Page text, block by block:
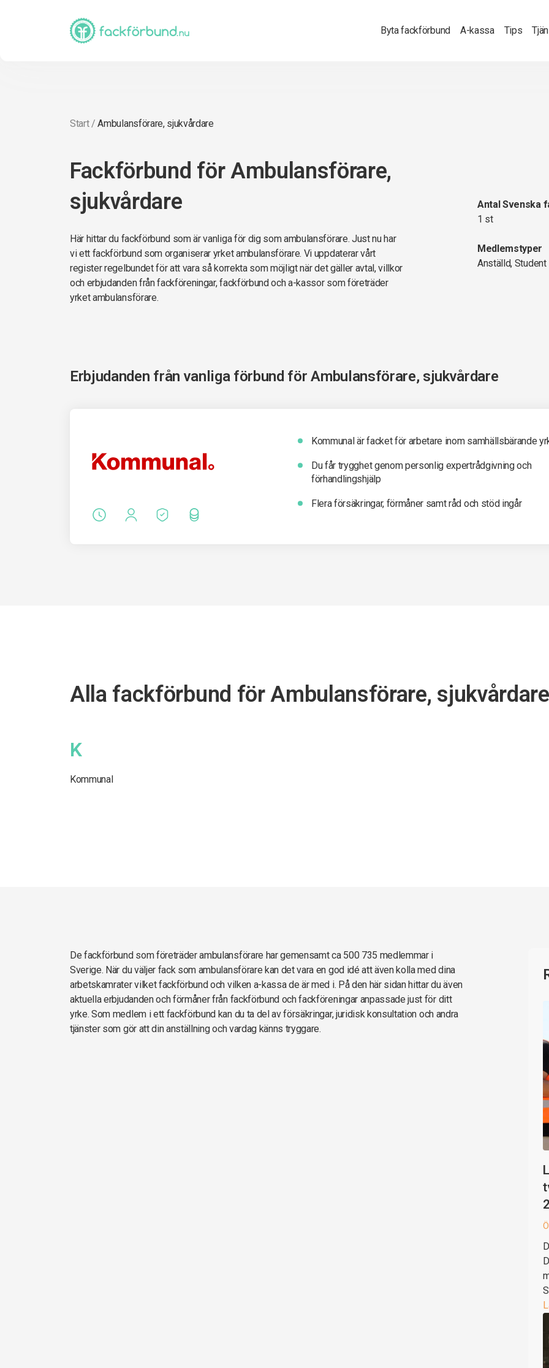
Byta fackförbund A-kassa Tips
Start/Ambulansförare, sjukvårdare
Fackförbund för Ambulansförare,
sjukvårdare
Här hittar du fackförbund som är vanliga för dig som ambulansförare. Just nu har
vi ett fackförbund som organiserar yrket ambulansförare. Vi uppdaterar vårt
register regelbundet för att vara så korrekta som möjligt när det gäller avtal, villkor
och erbjudanden från fackföreningar, fackförbund och a-kassor som företräder
yrket ambulansförare.
Antal Svenska
1 st
Medlemstyper
Anställd, Student
Erbjudanden från vanliga förbund förAmbulansförare, sjukvårdare
Kommunal är facket för arbetare inom samhällsbärande
Du får trygghet genom personlig expertrådgivning och
förhandlingshjälp
Flera försäkringar, förmåner samt råd och stöd ingår
Alla fackförbund för Ambulansförare, sjukvårdare
K
Kommunal
De fackförbund som företräder ambulansförare har gemensamt ca 500 735 medlemmar i
Sverige. När du väljer fack som ambulansförare kan det vara en god idé att även kolla med dina
arbetskamrater vilket fackförbund och vilken a-kassa de är med i. På den här sidan hittar du även
aktuella erbjudanden och förmåner från fackförbund och fackföreningar anpassade just för ditt
yrke. Som medlem i ett fackförbund kan du ta del av försäkringar, juridisk konsultation och andra
tjänster som gör att din anställning och vardag känns tryggare.